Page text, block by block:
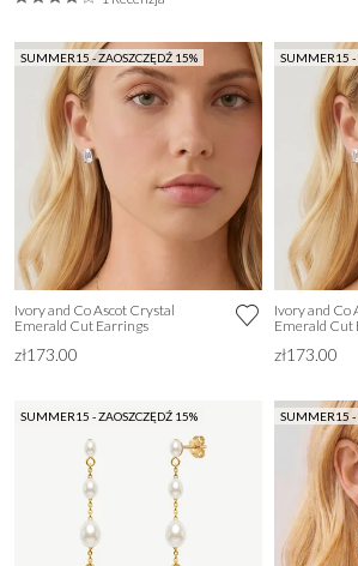
SUMMER15 - ZAOSZCZĘDŹ 15%
Ivory and Co Ascot Crystal
Emerald Cut Earrings
zł173.00
SUMMER15 -
Ivory and Co
Emerald Cut
zł173.00
SUMMER15 - ZAOSZCZĘDŹ 15% SUMMER15 -